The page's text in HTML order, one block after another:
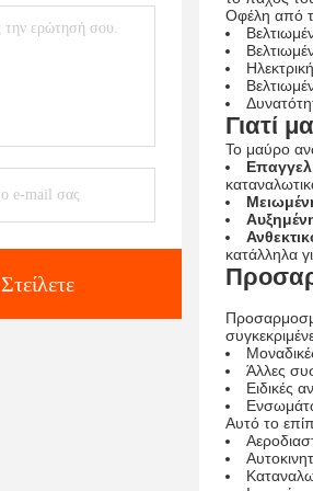
Στείλετε
Οφέλη από
Γιατί
Το μαύρο
κατάλληλα
Άλλες
Ειδικές
Αυτό το